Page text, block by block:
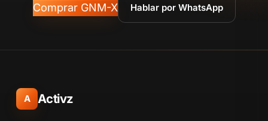
Comprar GNM-X Hablar por WhatsApp
A Activz